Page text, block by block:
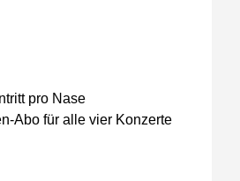
pro Nase
Abo für alle vier Konzerte